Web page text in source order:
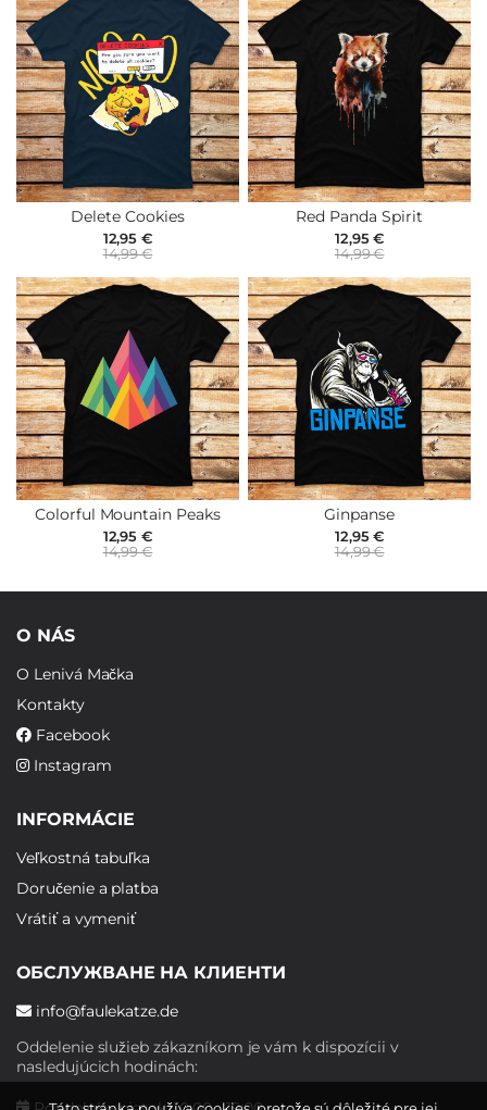
Delete Cookies
12,95 €
14,99 €
Red Panda Spirit
12,95 €
14,99 €
Colorful Mountain Peaks
12,95 €
14,99 €
Ginpanse
12,95 €
14,99 €
O NÁS
O Lenivá Mačka
Kontakty
Facebook
Instagram
INFORMÁCIE
Veľkostná tabuľka
Doručenie a platba
Vrátiť a vymeniť
ОБСЛУЖВАНЕ НА КЛИЕНТИ
info@faulekatze.de
Oddelenie služieb zákazníkom je vám k dispozícii v
nasledujúcich hodinách: